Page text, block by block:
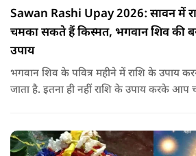
Sawan Rashi Upay 2026: सावन में
चमका सकते हैं किस्मत, भगवान शिव की
उपाय
भगवान शिव के पवित्र महीने में राशि के उपाय
जाता है. इतना ही नहीं राशि के उपाय करके